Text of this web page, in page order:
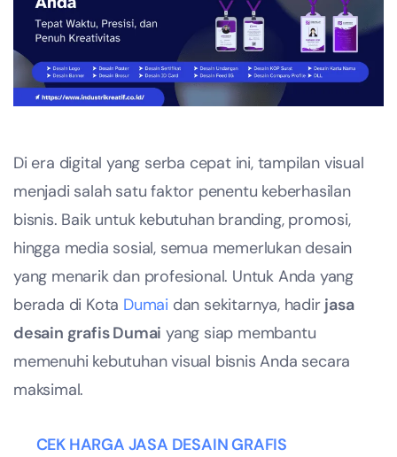
Di era digital yang serba cepat ini, tampilan visual
menjadi salah satu faktor penentu keberhasilan
bisnis. Baik untuk kebutuhan branding, promosi,
hingga media sosial, semua memerlukan desain
yang menarik dan profesional. Untuk Anda yang
berada di Kota Dumai dan sekitarnya, hadir jasa
desain grafis Dumai yang siap membantu
memenuhi kebutuhan visual bisnis Anda secara
maksimal.
CEK HARGA JASA DESAIN GRAFIS